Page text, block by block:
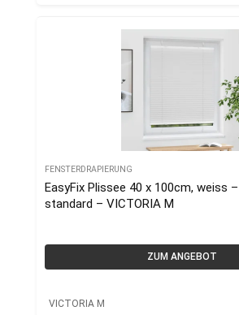
FENSTERDRAPIERUNG
EasyFix Plissee 40 x 100cm, weiss –
standard – VICTORIA M
ZUM ANGEBOT
VICTORIA M